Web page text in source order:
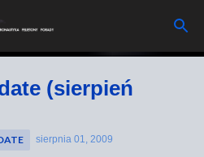
zawartości
(sierpień
sierpnia 01, 2009